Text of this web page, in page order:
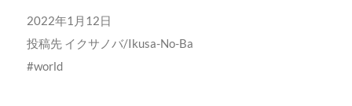
2022年1月12日
投稿先 イクサノバ/Ikusa-No-Ba
world